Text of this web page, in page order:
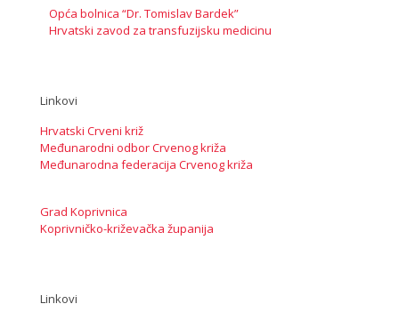
Opća bolnica “Dr. Tomislav Bardek”
Hrvatski zavod za transfuzijsku medicinu
Linkovi
Hrvatski Crveni križ
Međunarodni odbor Crvenog križa
Međunarodna federacija Crvenog križa
Grad Koprivnica
Koprivničko-križevačka županija
Linkovi